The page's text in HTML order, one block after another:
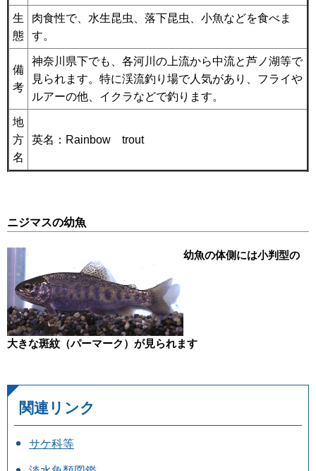
生
態
肉食性で、水生昆虫、落下昆虫、小魚などを食べま
す。
備
考
神奈川県下でも、各河川の上流から中流と芦ノ湖等で
見られます。特に渓流釣り場で人気があり、フライや
ルアーの他、イクラなどで釣ります。
地
方
名
英名：Rainbow trout
ニジマスの幼魚
幼魚の体側には小判型の
大きな斑紋（パーマーク）が見られます
関連リンク
サケ科等